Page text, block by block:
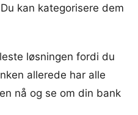
kan kategorisere dem
løsningen fordi du
allerede har alle
nå og se om din bank